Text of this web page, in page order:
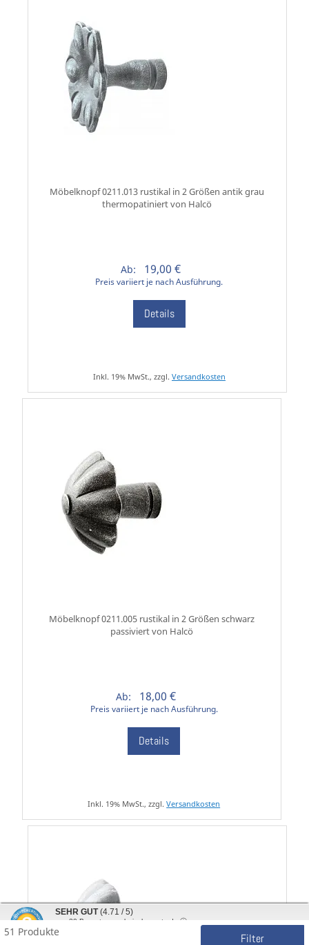
51 Produkte Filter
Möbelknopf 0211.013 rustikal in 2 Größen antik grau
thermopatiniert von Halcö
Ab: 19,00 €
Preis variiert je nach Ausführung.
Details
Inkl. 19% MwSt., zzgl. Versandkosten
Möbelknopf 0211.005 rustikal in 2 Größen schwarz
passiviert von Halcö
Ab: 18,00 €
Preis variiert je nach Ausführung.
Details
Inkl. 19% MwSt., zzgl.Versandkosten
SEHR GUT (4.71 / 5)
30 Bewertungen bei: shopvote.de ⓘ
Informationen zur Echtheit der Bewertungen